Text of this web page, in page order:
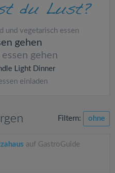
und vegetarisch essen
gehen
gehen
Light Dinner
einladen
Filtern: ohne
auf GastroGuide